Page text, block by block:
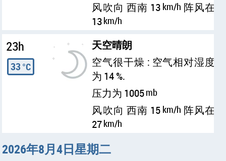
风吹向 西南 13 km/h 阵风在
13km/h
23h
33 °C
天空晴朗
空气很干燥 : 空气相对湿度
为 14 %.
压力为 1005mb
风吹向 西南 15 km/h 阵风在
27km/h
2026年8月4日星期二